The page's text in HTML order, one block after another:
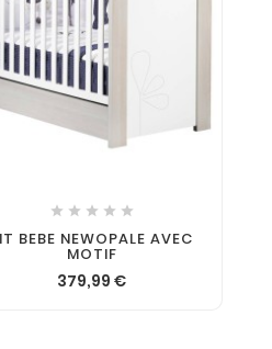
    
BEBE NEWOPALE AVEC
MOTIF
379,99 €